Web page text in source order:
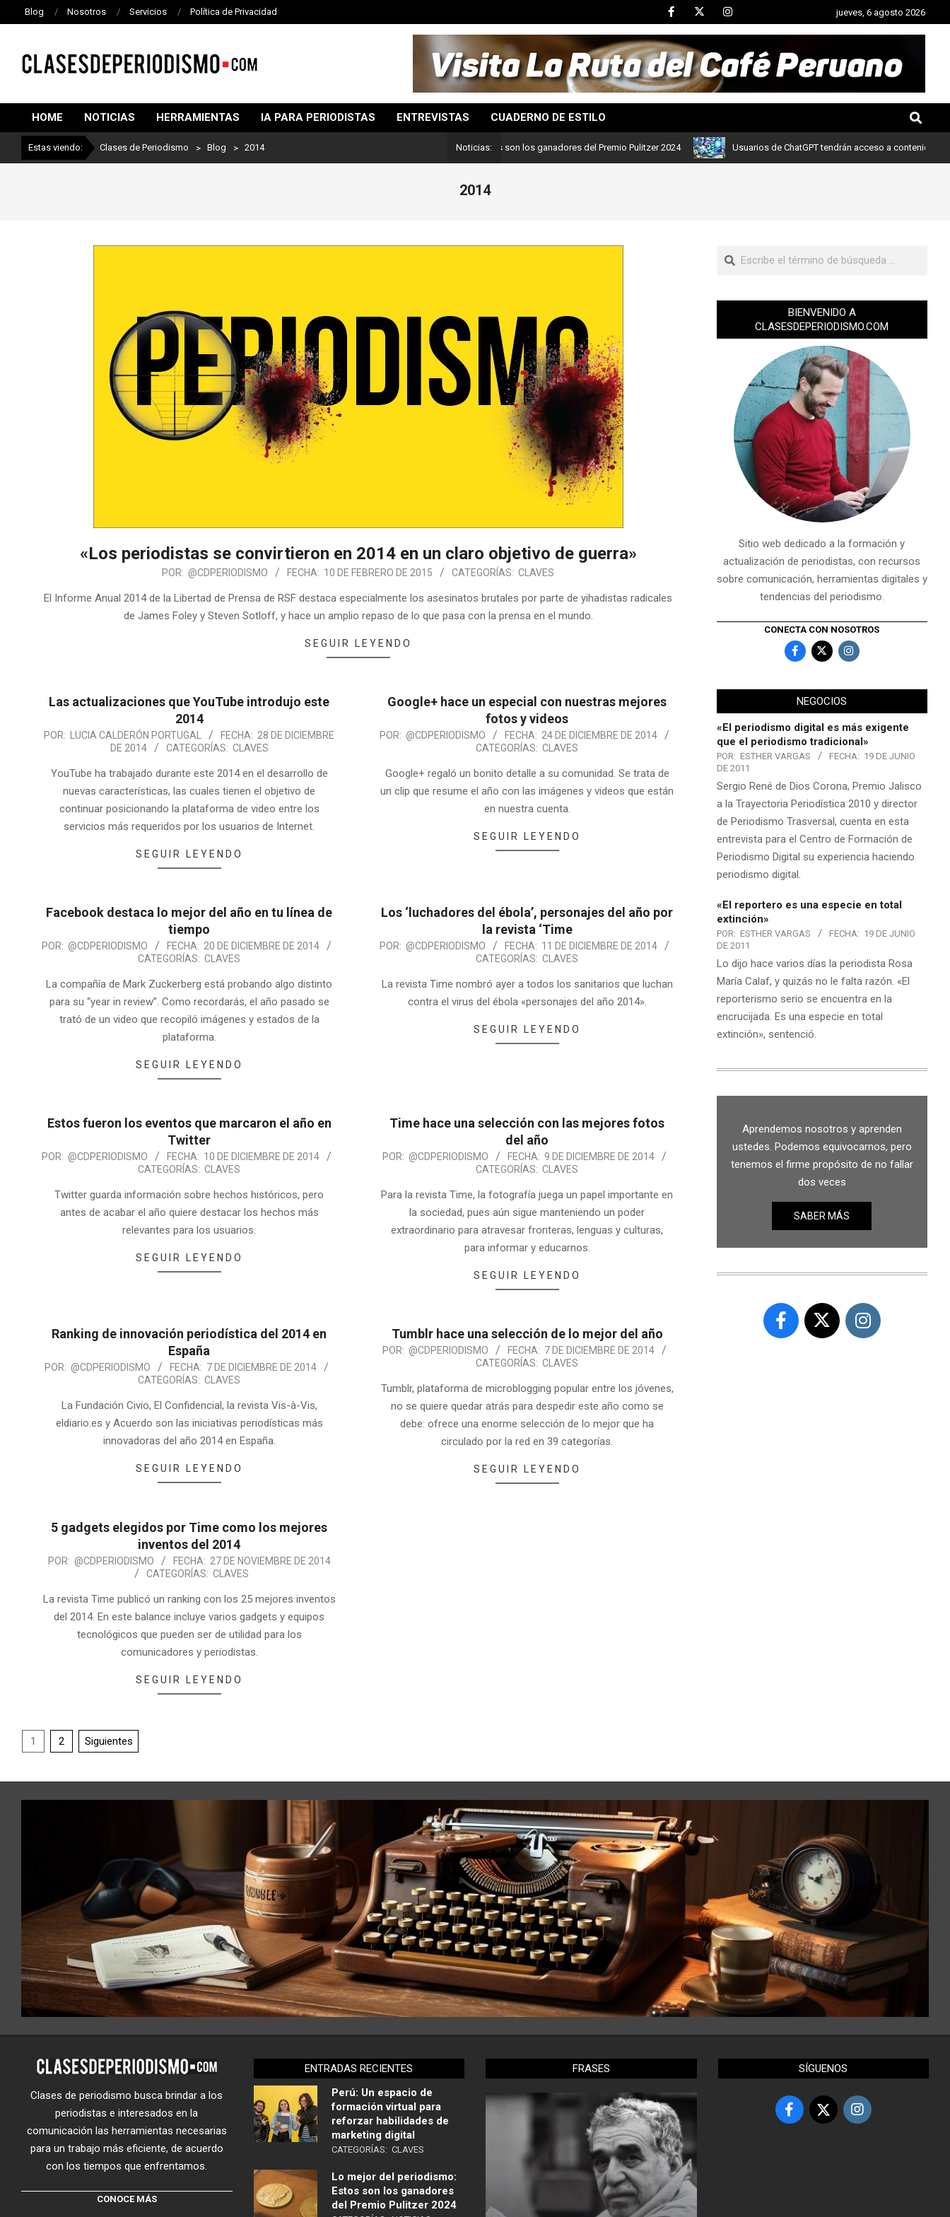
Blog Nosotros Servicios Política de Privacidad jueves, 6 agosto 2026
DE
PERIODISMO
HOME NOTICIAS HERRAMIENTAS IA PARA PERIODISTAS ENTREVISTAS CUADERNO DE ESTILO
Estas viendo: Clases de Periodismo > Blog > 2014 Noticias:
Lo mejor del periodismo: Estos son los ganadores del Premio Pulitzer 2024 Usuarios de ChatGPT tendrán acceso a contenidos de
2014
«Los periodistas se convirtieron en 2014 en un claro objetivo de guerra»
POR: @CDPERIODISMO FECHA: 10 DE FEBRERO DE 2015 CATEGORÍAS: CLAVES
El Informe Anual 2014 de la Libertad de Prensa de RSF destaca especialmente los asesinatos brutales por parte de yihadistas radicales
de James Foley y Steven Sotloff, y hace un amplio repaso de lo que pasa con la prensa en el mundo.
SEGUIR LEYENDO
Las actualizaciones que YouTube introdujo este
2014
POR: LUCIA CALDERÓN PORTUGAL FECHA: 28 DE DICIEMBRE
DE 2014
CATEGORÍAS: CLAVES
YouTube ha trabajado durante este 2014 en el desarrollo de
nuevas características, las cuales tienen el objetivo de
continuar posicionando la plataforma de video entre los
servicios más requeridos por los usuarios de Internet.
SEGUIR LEYENDO
Google+ hace un especial con nuestras mejores
fotos y videos
POR: @CDPERIODISMO FECHA: 24 DE DICIEMBRE DE 2014
CATEGORÍAS: CLAVES
Google+ regaló un bonito detalle a su comunidad. Se trata de
un clip que resume el año con las imágenes y videos que están
en nuestra cuenta.
SEGUIR LEYENDO
Facebook destaca lo mejor del año en tu línea de
tiempo
POR: @CDPERIODISMO FECHA: 20 DE DICIEMBRE DE 2014
CATEGORÍAS: CLAVES
La compañía de Mark Zuckerberg está probando algo distinto
para su “year in review”. Como recordarás, el año pasado se
trató de un video que recopiló imágenes y estados de la
plataforma.
SEGUIR LEYENDO
Los ‘luchadores del ébola’, personajes del año por
la revista ‘Time
POR: @CDPERIODISMO FECHA: 11 DE DICIEMBRE DE 2014
CATEGORÍAS: CLAVES
La revista Time nombró ayer a todos los sanitarios que luchan
contra el virus del ébola «personajes del año 2014».
SEGUIR LEYENDO
Estos fueron los eventos que marcaron el año en
Twitter
POR: @CDPERIODISMO FECHA: 10 DE DICIEMBRE DE 2014
CATEGORÍAS: CLAVES
Twitter guarda información sobre hechos históricos, pero
antes de acabar el año quiere destacar los hechos más
relevantes para los usuarios.
SEGUIR LEYENDO
Time hace una selección con las mejores fotos
del año
POR: @CDPERIODISMO FECHA: 9 DE DICIEMBRE DE 2014
CATEGORÍAS: CLAVES
Para la revista Time, la fotografía juega un papel importante en
la sociedad, pues aún sigue manteniendo un poder
extraordinario para atravesar fronteras, lenguas y culturas,
para informar y educarnos.
SEGUIR LEYENDO
Ranking de innovación periodística del 2014 en
España
POR: @CDPERIODISMO FECHA: 7 DE DICIEMBRE DE 2014
CATEGORÍAS: CLAVES
La Fundación Civio, El Confidencial, la revista Vis-à-Vis,
eldiario.es y Acuerdo son las iniciativas periodísticas más
innovadoras del año 2014 en España.
SEGUIR LEYENDO
Tumblr hace una selección de lo mejor del año
POR: @CDPERIODISMO FECHA: 7 DE DICIEMBRE DE 2014
CATEGORÍAS: CLAVES
Tumblr, plataforma de microblogging popular entre los jóvenes,
no se quiere quedar atrás para despedir este año como se
debe: ofrece una enorme selección de lo mejor que ha
circulado por la red en 39 categorías.
SEGUIR LEYENDO
5 gadgets elegidos por Time como los mejores
inventos del 2014
POR: @CDPERIODISMO FECHA: 27 DE NOVIEMBRE DE 2014
CATEGORÍAS: CLAVES
La revista Time publicó un ranking con los 25 mejores inventos
del 2014. En este balance incluye varios gadgets y equipos
tecnológicos que pueden ser de utilidad para los
comunicadores y periodistas.
SEGUIR LEYENDO
1 2 Siguientes
BIENVENIDO A
CLASESDEPERIODISMO.COM
Sitio web dedicado a la formación y
actualización de periodistas, con recursos
sobre comunicación, herramientas digitales y
tendencias del periodismo.
CONECTA CON NOSOTROS
NEGOCIOS
«El periodismo digital es más exigente
que el periodismo tradicional»
POR: ESTHER VARGAS FECHA: 19 DE JUNIO
DE 2011
Sergio René de Dios Corona, Premio Jalisco
a la Trayectoria Periodística 2010 y director
de Periodismo Trasversal, cuenta en esta
entrevista para el Centro de Formación de
Periodismo Digital su experiencia haciendo
periodismo digital.
«El reportero es una especie en total
extinción»
POR: ESTHER VARGAS FECHA: 19 DE JUNIO
DE 2011
Lo dijo hace varios días la periodista Rosa
María Calaf, y quizás no le falta razón. «El
reporterismo serio se encuentra en la
encrucijada. Es una especie en total
extinción», sentenció.
Aprendemos nosotros y aprenden
ustedes. Podemos equivocarnos, pero
tenemos el firme propósito de no fallar
dos veces
SABER MÁS
Clases de periodismo busca brindar a los
periodistas e interesados en la
comunicación las herramientas necesarias
para un trabajo más eficiente, de acuerdo
con los tiempos que enfrentamos.
CONOCE MÁS
ENTRADAS RECIENTES
Perú: Un espacio de
formación virtual para
reforzar habilidades de
marketing digital
CATEGORÍAS: CLAVES
Lo mejor del periodismo:
Estos son los ganadores
del Premio Pulitzer 2024
FRASES SÍGUENOS